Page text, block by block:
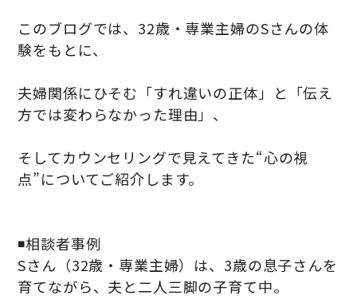
このブログでは、32歳・専業主婦のSさんの体
験をもとに、
夫婦関係にひそむ「すれ違いの正体」と「伝え
方では変わらなかった理由」、
そしてカウンセリングで見えてきた“心の視
点”についてご紹介します。
◾️相談者事例
Sさん（32歳・専業主婦）は、3歳の息子さんを
育てながら、夫と二人三脚の子育て中。